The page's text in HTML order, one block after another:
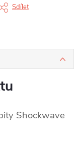
Sdílet
Shockwave